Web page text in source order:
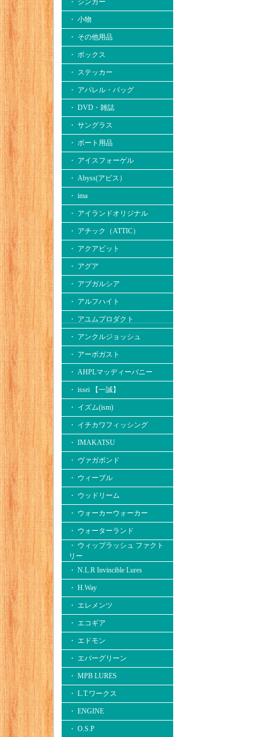
・ シンカー
・ 小物
・ その他用品
・ ボックス
・ ステッカー
・ アパレル・バッグ
・ DVD・雑誌
・ サングラス
・ ボート用品
・ アイスフォーゲル
・ Abyss(アビス）
・ ima
・ アイランドオリジナル
・ アチック（ATTIC）
・ アクアビット
・ アグア
・ アブガルシア
・ アルフハイト
・ アユムプロダクト
・ アンクルジョッシュ
・ アーボガスト
・ AHPLマッディーバニー
・ issei 【一誠】
・ イズム(ism)
・ イチカワフィッシング
・ IMAKATSU
・ ヴァガボンド
・ ウィーブル
・ ウッドリーム
・ ウォーカーウォーカー
・ ウォーターランド
・ ウィップラッシュ ファクト
リー
・ N.L.R Invincible Lures
・ H.Way
・ エレメンツ
・ エコギア
・ エドモン
・ エバーグリーン
・ MPB LURES
・ L.T.ワークス
・ ENGINE
・ O.S.P